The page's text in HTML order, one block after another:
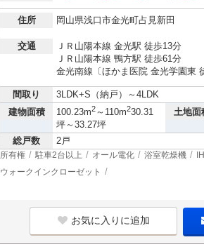
住所 岡山県浅口市金光町占見新田
交通
ＪＲ山陽本線 金光駅 徒歩13分
ＪＲ山陽本線 鴨方駅 徒歩61分
金光南線〔ほかま医院 金光学園東
間取り
3LDK+S（納戸）～4LDK
建物面積
100.23m2～110m230.31
坪～33.27坪
土地面
総戸数
2戸
所有権 駐車2台以上 オール電化 浴室乾燥機
ウォークインクローゼット
お気に入りに追加